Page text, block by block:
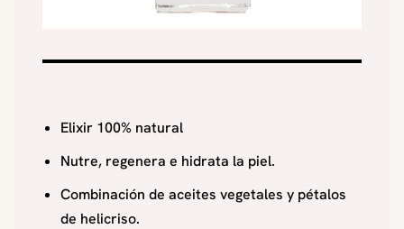
Elixir 100% natural
Nutre, regenera e hidrata la piel.
Combinación de aceites vegetales y pétalos
de helicriso.